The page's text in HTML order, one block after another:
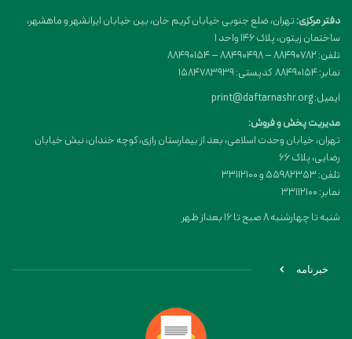
دفتر مرکزی:تهران، ضلع جنوبی خیابان کریم خان، بین خیابان ایرانشهر و ماهشهر،
ساختمان زیتون، پلاک 146 واحد 1
تلفن: 88490782 – 88490498 – 88490154
نمابر: 88490154 کدپستی: 1584783939
ایمیل: print@daftarnashr.org
مدیریت پخش و فروش:
تهران، خیابان وحدت اسلامی، بعد از بیمارستان رازی، کوچه خندان، نبش خیابان
رضایی، پلاک ۶۶
تلفن: 55982353 و 33112100
نمابر: 33112100
شنبه تا چهارشنبه 8 صبح تا 16 بعداز ظهر
خبرنامه